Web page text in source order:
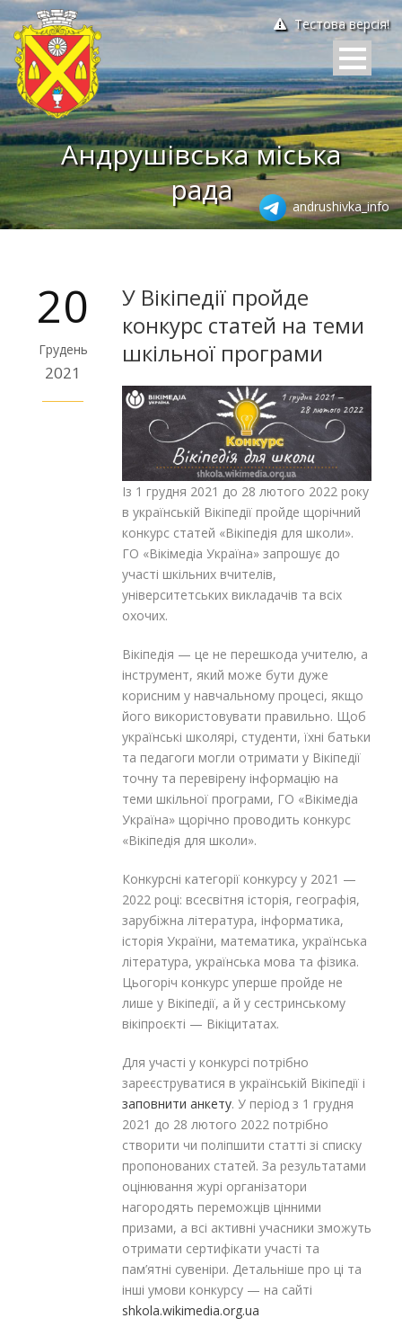
Тестова версія!
Андрушівська міська
рада
andrushivka_info
20
Грудень
2021
У Вікіпедії пройде
конкурс статей на теми
шкільної програми
Із 1 грудня 2021 до 28 лютого 2022 року
в українській Вікіпедії пройде щорічний
конкурс статей «Вікіпедія для школи».
ГО «Вікімедіа Україна» запрошує до
участі шкільних вчителів,
університетських викладачів та всіх
охочих.
Вікіпедія — це не перешкода учителю, а
інструмент, який може бути дуже
корисним у навчальному процесі, якщо
його використовувати правильно. Щоб
українські школярі, студенти, їхні батьки
та педагоги могли отримати у Вікіпедії
точну та перевірену інформацію на
теми шкільної програми, ГО «Вікімедіа
Україна» щорічно проводить конкурс
«Вікіпедія для школи».
Конкурсні категорії конкурсу у 2021 —
2022 році: всесвітня історія, географія,
зарубіжна література, інформатика,
історія України, математика, українська
література, українська мова та фізика.
Цьогоріч конкурс уперше пройде не
лише у Вікіпедії, а й у сестринському
вікіпроєкті — Вікіцитатах.
Для участі у конкурсі потрібно
зареєструватися в українській Вікіпедії і
заповнити анкету. У період з 1 грудня
2021 до 28 лютого 2022 потрібно
створити чи поліпшити статті зі списку
пропонованих статей. За результатами
оцінювання журі організатори
нагородять переможців цінними
призами, а всі активні учасники зможуть
отримати сертифікати участі та
пам’ятні сувеніри. Детальніше про ці та
інші умови конкурсу — на сайті
shkola.wikimedia.org.ua